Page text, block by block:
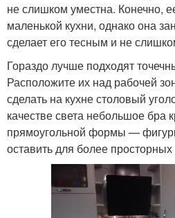
не слишком уместна. Конечно,
маленькой кухни, однако она
сделает его тесным и не
Гораздо лучше подходят
Расположите их над рабочей
сделать на кухне столовый
качестве света небольшое бра
прямоугольной формы —
оставить для более